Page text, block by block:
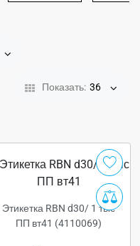
Показать: 36
Этикетка RBN d30/ 1 тыс
ПП вт41 (4110069)